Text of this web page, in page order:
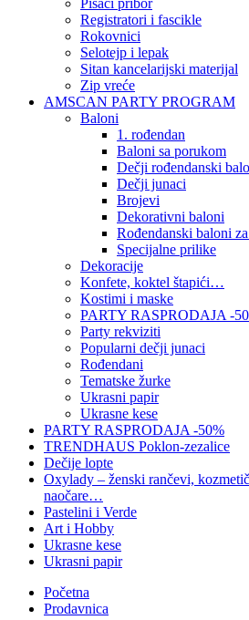
Registratori i fascikle
Rokovnici
Selotejp i lepak
Sitan kancelarijski materijal
Zip vreće
AMSCAN PARTY PROGRAM
Baloni
1. rođendan
Baloni sa porukom
Dečji rođendanski
Dečji junaci
Brojevi
Dekorativni baloni
Rođendanski baloni
Specijalne prilike
Dekoracije
Konfete, koktel štapići…
Kostimi i maske
PARTY RASPRODAJA -
Party rekviziti
Popularni dečji junaci
Rođendani
Tematske žurke
Ukrasni papir
Ukrasne kese
PARTY RASPRODAJA -50%
TRENDHAUS Poklon-zezalice
Dečije lopte
Oxylady – ženski rančevi,
naočare…
Pastelini i Verde
Art i Hobby
Ukrasne kese
Ukrasni papir
Početna
Prodavnica